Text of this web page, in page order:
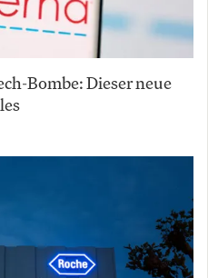
Bombe: Dieser neue